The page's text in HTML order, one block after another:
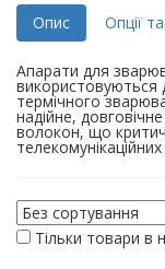
Опис Опції
Апарати для
використовуються
термічного
надійне,
волокон, що
Тільки товари в